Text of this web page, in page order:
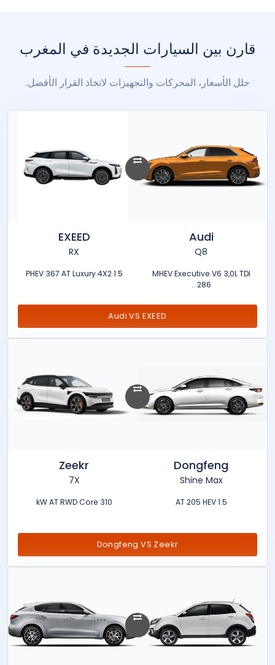
قارن بين السيارات الجديدة في المغرب
حلل الأسعار، المحركات والتجهيزات لاتخاذ القرار الأفضل.
Audi
Q8
MHEV Executive V6 3,0L TDI
286...
EXEED
RX
1.5 PHEV 367 AT Luxury 4X2
Audi VS EXEED
Dongfeng
Shine Max
1.5 AT 205 HEV
Zeekr
7X
310 kW AT RWD Core
Dongfeng VS Zeekr